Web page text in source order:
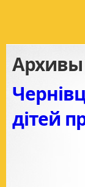
Архивы
дітей